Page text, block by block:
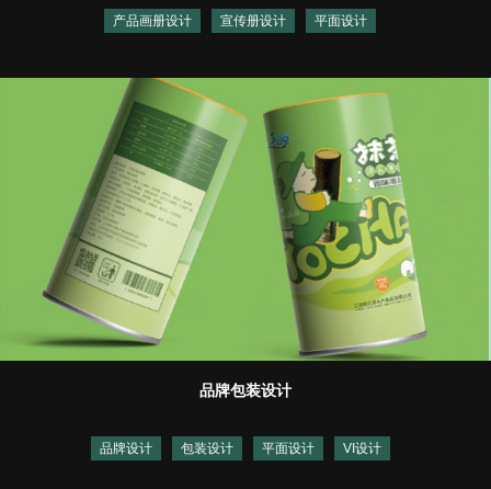
产品画册设计 宣传册设计 平面设计
品牌包装设计
品牌设计 包装设计 平面设计 VI设计